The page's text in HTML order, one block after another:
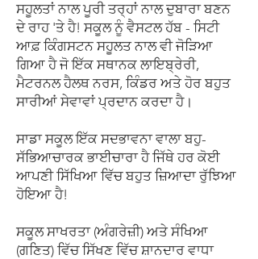
ਸਹੂਲਤਾਂ ਨਾਲ ਪੂਰੀ ਤਰ੍ਹਾਂ ਨਾਲ ਦੁਬਾਰਾ ਬਣਨ
ਦੇ ਰਾਹ 'ਤੇ ਹੈ! ਸਕੂਲ ਨੂੰ ਵੈਸਟਲ ਹੱਬ - ਸਿਟੀ
ਆਫ਼ ਕਿੰਗਸਟਨ ਸਹੂਲਤ ਨਾਲ ਵੀ ਜੋੜਿਆ
ਗਿਆ ਹੈ ਜੋ ਇੱਕ ਸਥਾਨਕ ਲਾਇਬ੍ਰੇਰੀ,
ਮੈਟਰਨਲ ਹੈਲਥ ਨਰਸ, ਕਿੰਡਰ ਅਤੇ ਹੋਰ ਬਹੁਤ
ਸਾਰੀਆਂ ਸੇਵਾਵਾਂ ਪ੍ਰਦਾਨ ਕਰਦਾ ਹੈ।
ਸਾਡਾ ਸਕੂਲ ਇੱਕ ਸਦਭਾਵਨਾ ਵਾਲਾ ਬਹੁ-
ਸੱਭਿਆਚਾਰਕ ਭਾਈਚਾਰਾ ਹੈ ਜਿੱਥੇ ਹਰ ਕੋਈ
ਆਪਣੀ ਸਿੱਖਿਆ ਵਿੱਚ ਬਹੁਤ ਜ਼ਿਆਦਾ ਰੁੱਝਿਆ
ਹੋਇਆ ਹੈ!
ਸਕੂਲ ਸਾਖਰਤਾ (ਅੰਗਰੇਜ਼ੀ) ਅਤੇ ਸੰਖਿਆ
(ਗਣਿਤ) ਵਿੱਚ ਸਿੱਖਣ ਵਿੱਚ ਸ਼ਾਨਦਾਰ ਵਾਧਾ